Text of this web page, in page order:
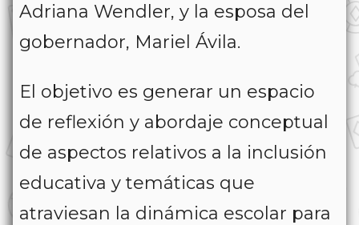
Adriana Wendler, y la esposa del
gobernador, Mariel Ávila.
El objetivo es generar un espacio
de reflexión y abordaje conceptual
de aspectos relativos a la inclusión
educativa y temáticas que
atraviesan la dinámica escolar para